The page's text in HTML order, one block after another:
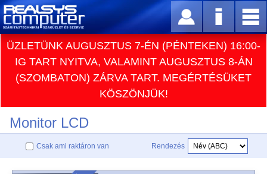
ÜZLETÜNK AUGUSZTUS 7-ÉN (PÉNTEKEN) 16:00-
IG TART NYITVA, VALAMINT AUGUSZTUS 8-ÁN
(SZOMBATON) ZÁRVA TART. MEGÉRTÉSÜKET
KÖSZÖNJÜK!
Monitor LCD
Csak ami raktáron van Rendezés